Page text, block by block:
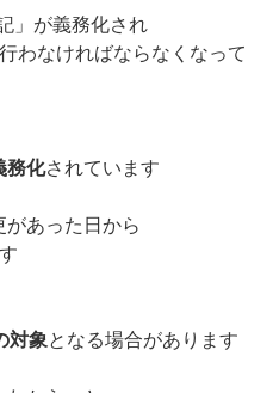
」が義務化され
わなければならなくなって
務化されています
あった日から
対象となる場合があります